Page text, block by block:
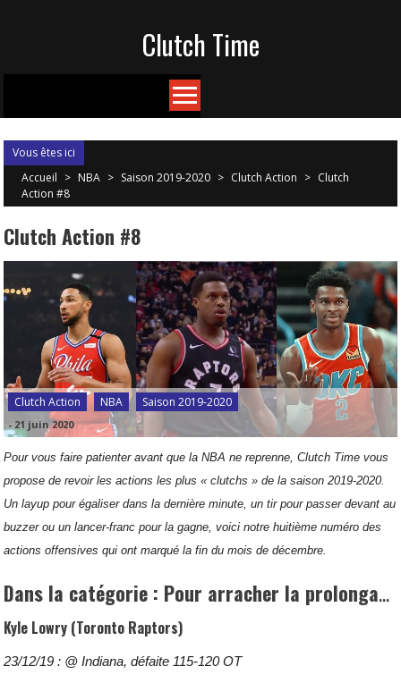
Clutch Time
Vous êtes ici
Accueil > NBA > Saison 2019-2020 > Clutch Action > Clutch
Action #8
Clutch Action #8
Clutch Action NBA Saison 2019-2020
- 21 juin 2020
Pour vous faire patienter avant que la NBA ne reprenne, Clutch Time vous
propose de revoir les actions les plus « clutchs » de la saison 2019-2020.
Un layup pour égaliser dans la dernière minute, un tir pour passer devant au
buzzer ou un lancer-franc pour la gagne, voici notre huitième numéro des
actions offensives qui ont marqué la fin du mois de décembre.
Dans la catégorie : Pour arracher la prolongation
Kyle Lowry (Toronto Raptors)
23/12/19 : @ Indiana, défaite 115-120 OT